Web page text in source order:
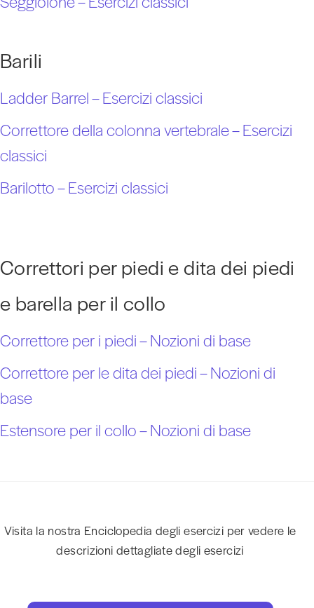
Barili
Ladder Barrel – Esercizi classici
Correttore della colonna vertebrale – Esercizi
classici
Barilotto – Esercizi classici
Correttori per piedi e dita dei piedi
e barella per il collo
Correttore per i piedi – Nozioni di base
Correttore per le dita dei piedi – Nozioni di
base
Estensore per il collo – Nozioni di base
Visita la nostra Enciclopedia degli esercizi per vedere le
descrizioni dettagliate degli esercizi